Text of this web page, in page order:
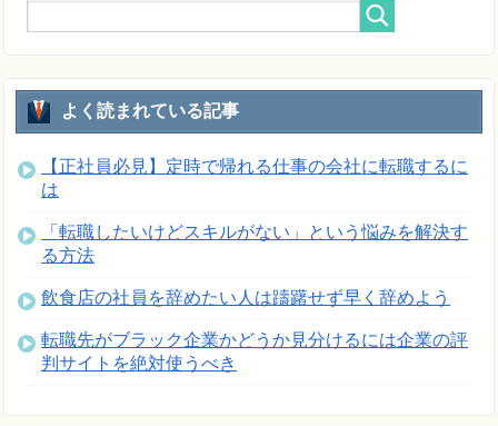
よく読まれている記事
【正社員必見】定時で帰れる仕事の会社に転職するに
は
「転職したいけどスキルがない」という悩みを解決す
る方法
飲食店の社員を辞めたい人は躊躇せず早く辞めよう
転職先がブラック企業かどうか見分けるには企業の評
判サイトを絶対使うべき